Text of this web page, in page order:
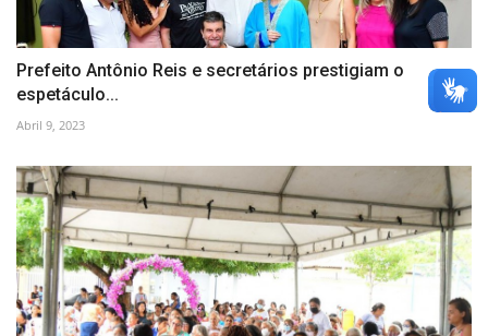
Prefeito Antônio Reis e secretários prestigiam o
espetáculo...
Abril 9, 2023